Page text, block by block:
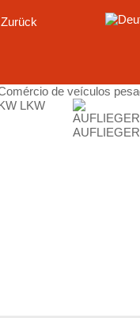
Zurück
LKW
AUFLIEGER